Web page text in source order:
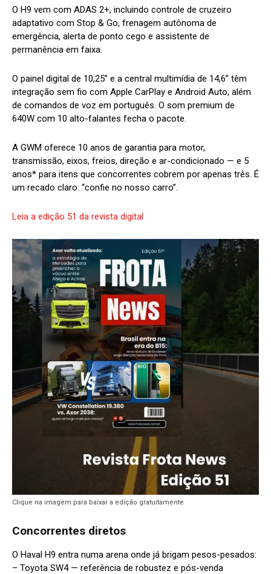
O H9 vem com ADAS 2+, incluindo controle de cruzeiro
adaptativo com Stop & Go, frenagem autônoma de
emergência, alerta de ponto cego e assistente de
permanência em faixa.
O painel digital de 10,25” e a central multimídia de 14,6” têm
integração sem fio com Apple CarPlay e Android Auto, além
de comandos de voz em português. O som premium de
640W com 10 alto-falantes fecha o pacote.
A GWM oferece 10 anos de garantia para motor,
transmissão, eixos, freios, direção e ar-condicionado — e 5
anos* para itens que concorrentes cobrem por apenas três. É
um recado claro: “confie no nosso carro”.
Leia a edição 51 da revista digital
Clique na imagem para baixar a edição gratuitamente
Concorrentes diretos
O Haval H9 entra numa arena onde já brigam pesos-pesados:
– Toyota SW4 — referência de robustez e pós-venda